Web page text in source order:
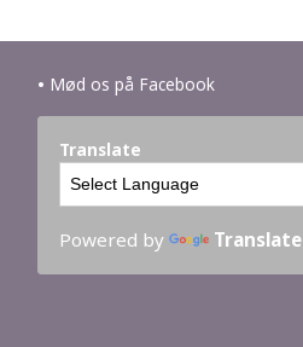
• Mød os på Facebook
Translate
Powered by Translate